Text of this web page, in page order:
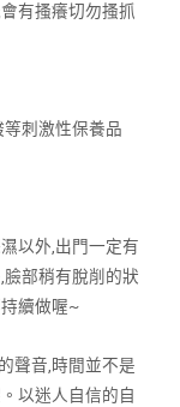
有搔癢切勿搔抓
刺激性保養品
以外,出門一定有
部稍有脫削的狀
續做喔~
聲音,時間並不是
以迷人自信的自